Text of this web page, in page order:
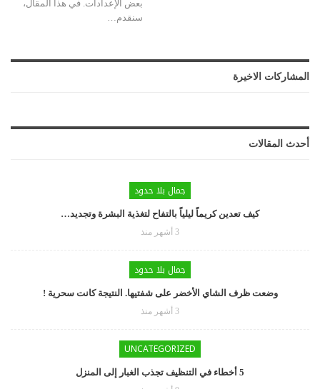
بعض الإعدادات. في هذا المقال،
سنقدم…
المشاركات الاخيرة
أحدث المقالات
جمال بلا حدود
كيف تعدين كريماً ليلياً بالتفاح لتغذية البشرة وتجديد…
3 أشهر منذ
جمال بلا حدود
وضعت ظرف الشاي الأخضر على شفتيها. النتيجة كانت سحرية !
3 أشهر منذ
UNCATEGORIZED
5 أخطاء في التنظيف تجذب الغبار إلى المنزل